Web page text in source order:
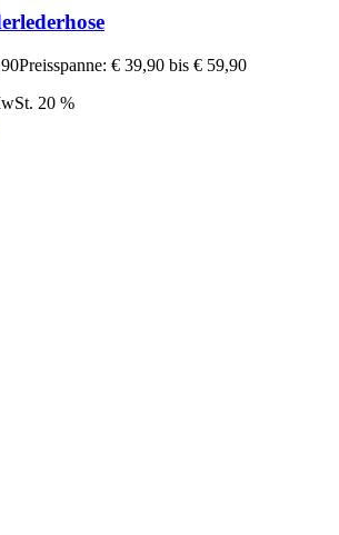
Preisspanne: € 39,90 bis € 59,90
20 %